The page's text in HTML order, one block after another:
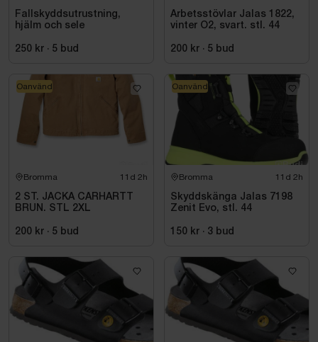
Fallskyddsutrustning,
hjälm och sele
250 kr · 5 bud
Arbetsstövlar Jalas 1822,
vinter O2, svart. stl. 44
200 kr · 5 bud
Bromma 11d 2h
2 ST. JACKA CARHARTT
BRUN. STL 2XL
200 kr · 5 bud
Oanvänd
Bromma 11d 2h
Skyddskänga Jalas 7198
Zenit Evo, stl. 44
150 kr · 3 bud
Oanvänd